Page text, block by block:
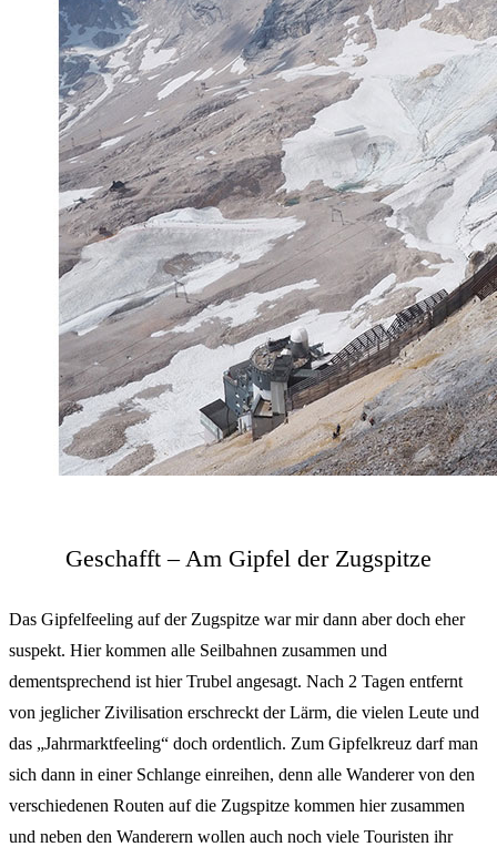
Geschafft – Am Gipfel der Zugspitze
Das Gipfelfeeling auf der Zugspitze war mir dann aber doch eher
suspekt. Hier kommen alle Seilbahnen zusammen und
dementsprechend ist hier Trubel angesagt. Nach 2 Tagen entfernt
von jeglicher Zivilisation erschreckt der Lärm, die vielen Leute und
das „Jahrmarktfeeling“ doch ordentlich. Zum Gipfelkreuz darf man
sich dann in einer Schlange einreihen, denn alle Wanderer von den
verschiedenen Routen auf die Zugspitze kommen hier zusammen
und neben den Wanderern wollen auch noch viele Touristen ihr